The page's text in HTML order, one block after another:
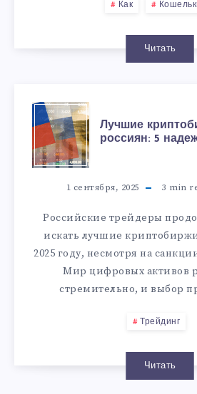
Как
Читать
Лучшие
россиян: 5
1 сентября, 2025 3 min
Российские трейдеры
искать лучшие
2025 году, несмотря на
Мир цифровых активов
стремительно, и выбор
Трейдинг
Читать